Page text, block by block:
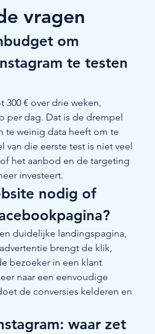
vragen
om
te testen
300 € over drie weken,
per dag. Dat is de drempel
te weinig data heeft om te
van die eerste test is niet veel
het aanbod en de targeting
investeert.
nodig of
duidelijke landingspagina,
brengt de klik,
bezoeker in een klant
naar een eenvoudige
de conversies kelderen en
waar zet